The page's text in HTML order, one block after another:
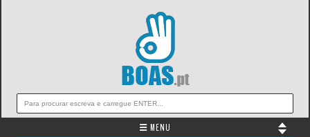
☰ MENU